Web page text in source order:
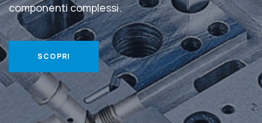
componenti complessi.
SCOPRI